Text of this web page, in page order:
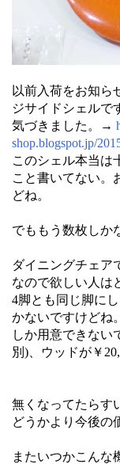
以前入荷をお知ら
ジサイドシェルで
気づきました。→
shop.blogspot.jp/
このシェル本当は
こと書いてない。
どね。
でももう数枚しか
ダイニングチェア
なので欲しい人は
4脚とも同じ脚に
かないですけどね
しか用意できない
別)、ウッドが￥
無くなってたらす
どうかより今後の
またいつかこんな